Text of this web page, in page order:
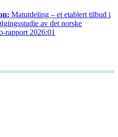
Matutdeling – et etablert tilbud i
av det norske
rapport 2026:01